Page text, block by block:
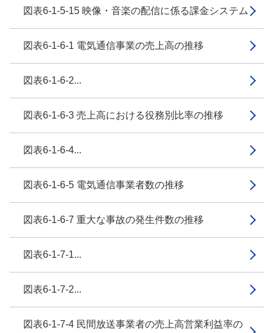
図表6-1-5-15 映像・音楽の配信に係る課金システム
図表6-1-6-1 電気通信事業の売上高の推移
図表6-1-6-2...
図表6-1-6-3 売上高における役務別比率の推移
図表6-1-6-4...
図表6-1-6-5 電気通信事業者数の推移
図表6-1-6-7 重大な事故の発生件数の推移
図表6-1-7-1...
図表6-1-7-2...
図表6-1-7-4 民間放送事業者の売上高営業利益率の